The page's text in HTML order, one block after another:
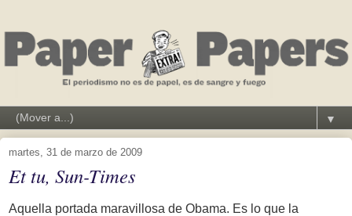
▼
martes, 31 de marzo de 2009
Et tu, Sun-Times
Aquella portada maravillosa de Obama. Es lo que la